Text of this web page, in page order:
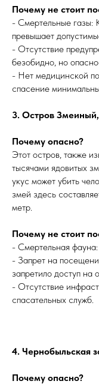
Почему не стоит
- Смертельные газы:
превышает
- Отсутствие
безобидно, но
- Нет медицинской
спасение
3. Остров
Почему опасно?
Этот остров, также
тысячами ядовитых
укус может убить
змей здесь
метр.
Почему не стоит
- Смертельная
- Запрет на
запретило доступ на
- Отсутствие
спасательных служб.
4. Чернобыльская
Почему опасно?